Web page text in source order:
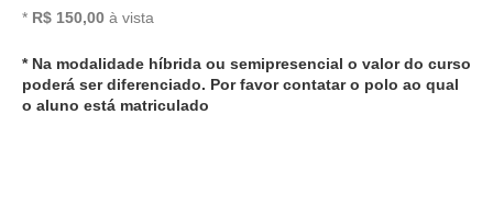
* R$ 150,00 à vista
* Na modalidade híbrida ou semipresencial o valor do curso
poderá ser diferenciado. Por favor contatar o polo ao qual
o aluno está matriculado